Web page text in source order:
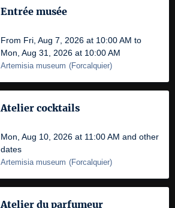
Entrée musée
From Fri, Aug 7, 2026 at 10:00 AM to
Mon, Aug 31, 2026 at 10:00 AM
Artemisia museum (Forcalquier)
Atelier cocktails
Mon, Aug 10, 2026 at 11:00 AM and other
dates
Artemisia museum (Forcalquier)
Atelier du parfumeur